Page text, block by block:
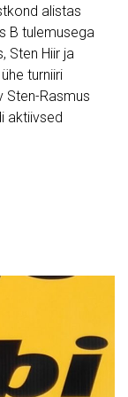
alistas
B tulemusega
Sten Hiir ja
turniiri
Sten-Rasmus
aktiivsed